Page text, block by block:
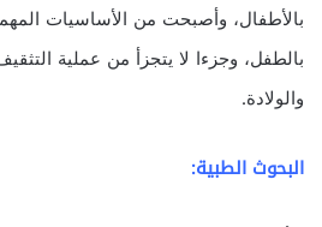
بالأطفال، وأصبحت من الأساسيات
بالطفل، وجزءا لا يتجزأ من عملية
والولادة.
البحوث الطبية: